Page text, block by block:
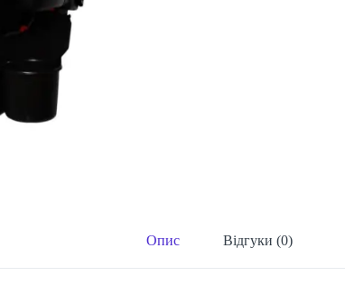
Опис Відгуки (0)